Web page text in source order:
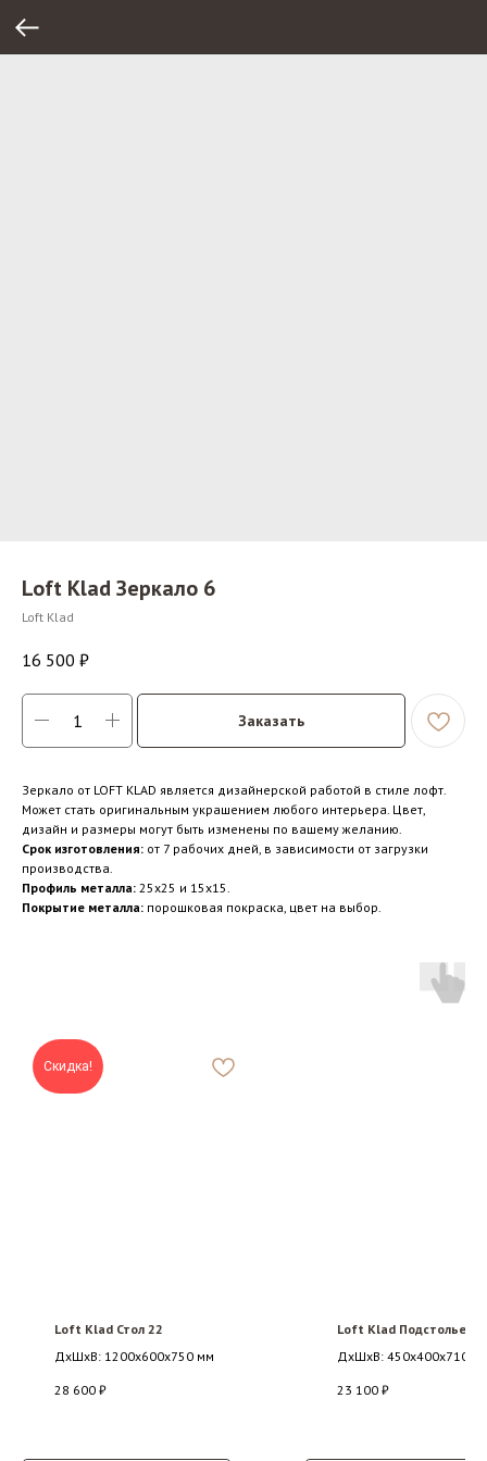
Loft Klad Зеркало 6
Loft Klad
16 500 ₽
Заказать
Зеркало от LOFT KLAD является дизайнерской работой в стиле лофт.
Может стать оригинальным украшением любого интерьера. Цвет,
дизайн и размеры могут быть изменены по вашему желанию.
Срок изготовления: от 7 рабочих дней, в зависимости от загрузки
производства.
Профиль металла: 25x25 и 15x15.
Покрытие металла: порошковая покраска, цвет на выбор.
Скидка!
Loft Klad Стол 22
ДxШxВ: 1200x600x750 мм
28 600 ₽
Loft Klad Подстолье 30
ДxШxВ: 450x400x710
23 100 ₽